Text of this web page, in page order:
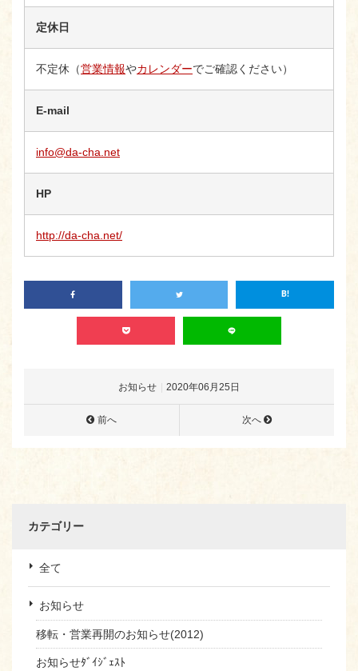
定休日
不定休（営業情報やカレンダーでご確認ください）
E-mail
info@da-cha.net
HP
http://da-cha.net/
お知らせ 2020年06月25日
前へ 次へ
カテゴリー
全て
お知らせ
移転・営業再開のお知らせ(2012)
お知らせﾀﾞｲｼﾞｪｽﾄ